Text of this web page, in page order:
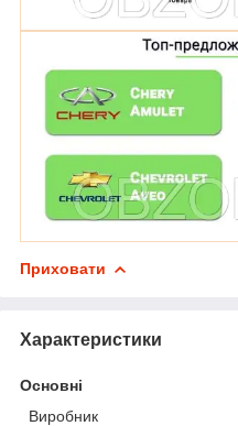
Приховати
Характеристики
Основні
Виробник